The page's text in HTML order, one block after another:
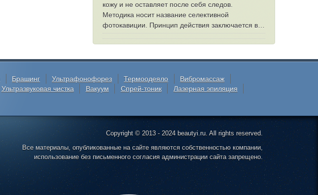
кожу и не оставляет после себя следов.
Методика носит название селективной
фотокавиции. Принцип действия заключается в…
Брашинг Ультрафонофорез Термоодеяло
Вибромассаж
Ультразвуковая чистка Вакуум Спрей-тоник
Лазерная эпиляция
Copyright © 2013 - 2024 beautyi.ru. All rights reserved.
Все материалы, опубликованные на сайте являются собственностью компании,
использование без письменного согласия администрации сайта запрещено.